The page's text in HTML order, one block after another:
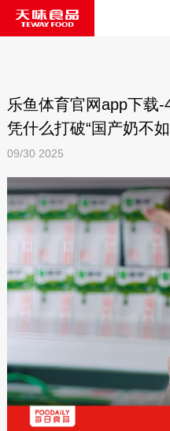
乐鱼体育官网app下载
凭什么打破“国产奶不
09/30 2025